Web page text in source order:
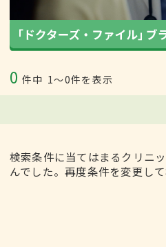
0 件中 1〜0件を表示
検索条件に当てはまるクリニ
んでした。再度条件を変更し